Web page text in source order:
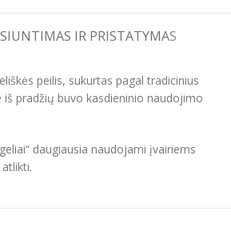
SIUNTIMAS IR PRISTATYMAS
peilis, sukurtas pagal tradicinius
iš pradžių buvo kasdieninio naudojimo
daugiausia naudojami įvairiems